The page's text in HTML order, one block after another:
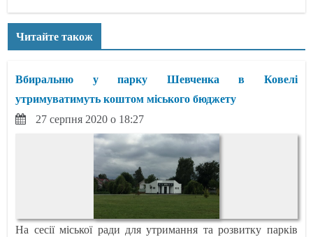
Читайте також
Вбиральню у парку Шевченка в Ковелі
утримуватимуть коштом міського бюджету
27 серпня 2020 о 18:27
На сесії міської ради для утримання та розвитку парків